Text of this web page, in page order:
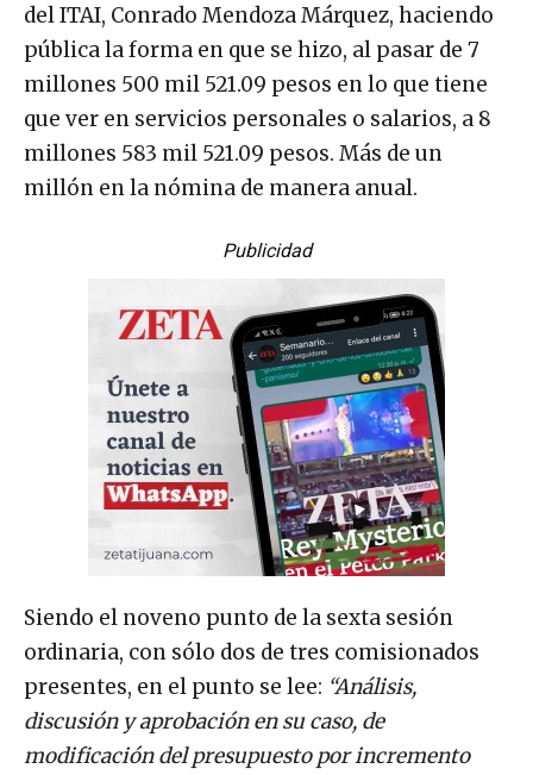
del ITAI, Conrado Mendoza Márquez, haciendo
pública la forma en que se hizo, al pasar de 7
millones 500 mil 521.09 pesos en lo que tiene
que ver en servicios personales o salarios, a 8
millones 583 mil 521.09 pesos. Más de un
millón en la nómina de manera anual.
Publicidad
Siendo el noveno punto de la sexta sesión
ordinaria, con sólo dos de tres comisionados
presentes, en el punto se lee: “Análisis,
discusión y aprobación en su caso, de
modificación del presupuesto por incremento